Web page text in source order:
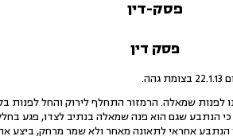
פסק-דין
פסק דין
לפנות שמאלה. הרמזור התחלף לירוק והחל
הנתבע שגם הוא פנה שמאלה בנתיב לצדו, פגע
הנתבע אחראי לתאונה מאחר ולא שמר מרחק, ביצע